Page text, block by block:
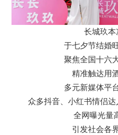
长城玖本
于七夕节结婚
聚焦全国十六
精准触达用
多元新媒体平
众多抖音、小红书情侣
全网曝光量
引发社会各